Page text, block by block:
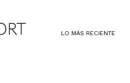
LO MÁS RECIENTE